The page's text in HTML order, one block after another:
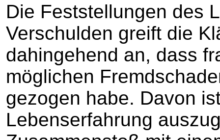
Die Feststellungen des
Verschulden greift die
dahingehend an, dass
möglichen
gezogen habe. Davon
Lebenserfahrung